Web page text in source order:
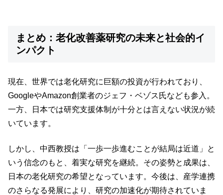
まとめ：老化改善薬研究の未来と社会的イ
ンパクト
現在、世界では老化研究に巨額の投資が行われており、
GoogleやAmazon創業者のジェフ・ベゾス氏なども参入。
一方、日本では研究支援体制が十分とは言えない状況が続
いています。
しかし、中西教授は「一歩一歩進むことが結局は近道」と
いう信念のもと、着実な研究を継続。その姿勢と成果は、
日本の老化研究の希望となっています。今後は、産学連携
のさらなる発展により、研究の加速化が期待されていま